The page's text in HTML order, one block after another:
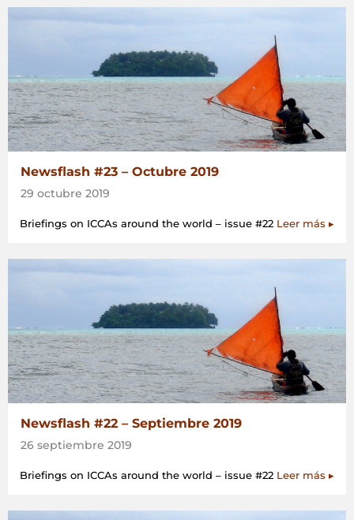
Newsflash #23 – Octubre 2019
29 octubre 2019
Briefings on ICCAs around the world – issue #22 Leer más ▸
Newsflash #22 – Septiembre 2019
26 septiembre 2019
Briefings on ICCAs around the world – issue #22 Leer más ▸